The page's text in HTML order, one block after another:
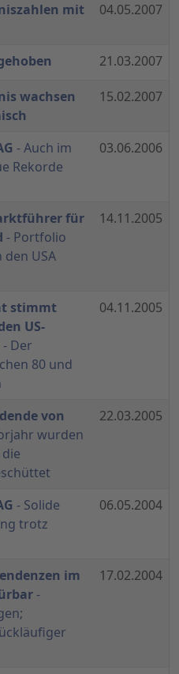
mit
04.05.2007
21.03.2007
wachsen
15.02.2007
- Auch im
Rekorde
03.06.2006
für
- Portfolio
USA
14.11.2005
stimmt
US-
- Der
80 und
04.11.2005
von
wurden
22.03.2005
- Solide
trotz
06.05.2004
im
-
17.02.2004